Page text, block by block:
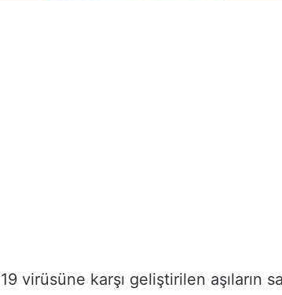
virüsüne karşı geliştirilen aşıların